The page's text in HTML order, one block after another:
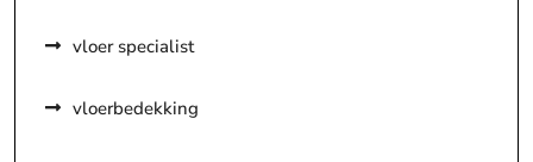
vloer specialist
vloerbedekking